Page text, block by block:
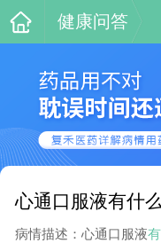
健康问答
心通口服液有什
病情描述：心通口服液